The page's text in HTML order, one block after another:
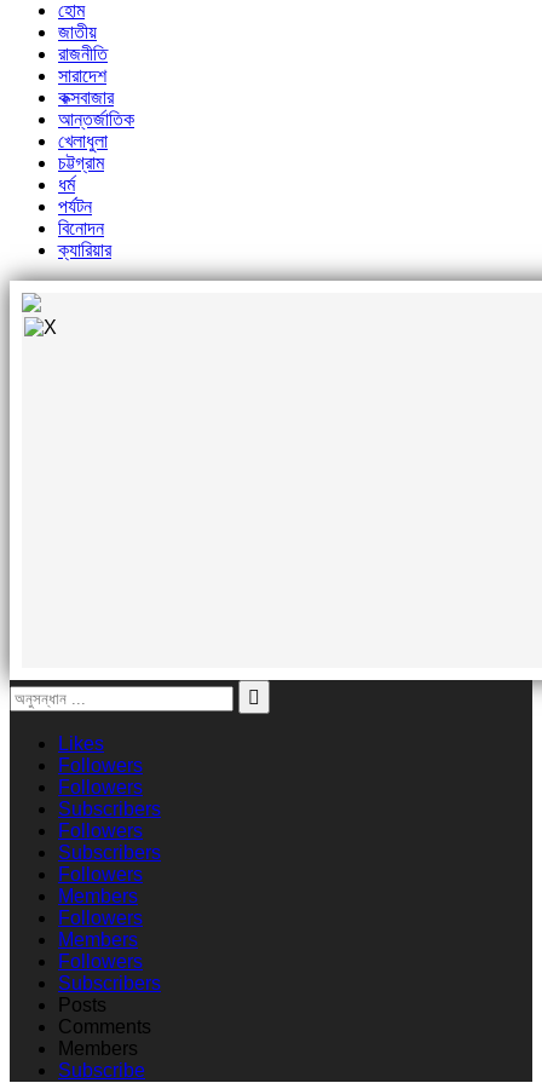
হোম
জাতীয়
রাজনীতি
সারাদেশ
কক্সবাজার
আন্তর্জাতিক
খেলাধুলা
চট্টগ্রাম
ধর্ম
পর্যটন
বিনোদন
ক্যারিয়ার
Likes
Followers
Followers
Subscribers
Followers
Subscribers
Followers
Members
Followers
Members
Followers
Subscribers
Posts
Comments
Members
Subscribe